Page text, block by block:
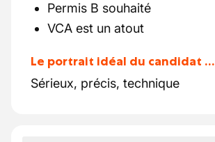
Permis B souhaité
VCA est un atout
Le portrait idéal du candidat …
Sérieux, précis, technique